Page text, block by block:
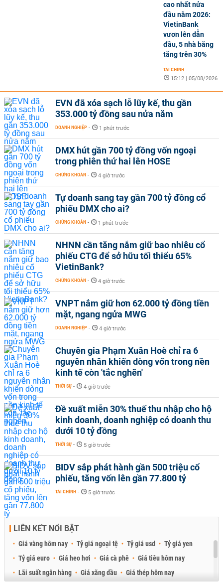
cao nhất nửa
đầu năm 2026:
VietinBank
vươn lên dẫn
đầu, 5 nhà băng
tăng trên 30%
TÀI CHÍNH -
15:12 | 05/08/2026
EVN đã xóa sạch lỗ lũy kế, thu gần
353.000 tỷ đồng sau nửa năm
DOANH NGHIỆP - 1 phút trước
DMX hút gần 700 tỷ đồng vốn ngoại
trong phiên thứ hai lên HOSE
CHỨNG KHOÁN - 4 giờ trước
Tự doanh sang tay gần 700 tỷ đồng cổ
phiếu DMX cho ai?
CHỨNG KHOÁN - 1 phút trước
NHNN cần tăng nắm giữ bao nhiêu cổ
phiếu CTG để sở hữu tối thiểu 65%
VietinBank?
CHỨNG KHOÁN - 4 giờ trước
VNPT nắm giữ hơn 62.000 tỷ đồng tiền
mặt, ngang ngửa MWG
DOANH NGHIỆP - 4 giờ trước
Chuyên gia Phạm Xuân Hoè chỉ ra 6
nguyên nhân khiến dòng vốn trong nền
kinh tế còn 'tắc nghẽn'
THỜI SỰ - 4 giờ trước
Đề xuất miễn 30% thuế thu nhập cho hộ
kinh doanh, doanh nghiệp có doanh thu
dưới 10 tỷ đồng
THỜI SỰ - 5 giờ trước
BIDV sắp phát hành gần 500 triệu cổ
phiếu, tăng vốn lên gần 77.800 tỷ
TÀI CHÍNH - 5 giờ trước
LIÊN KẾT NỔI BẬT
Giá vàng hôm nay Tỷ giá ngoại tệ Tỷ giá usd
Tỷ giá yen
Tỷ giá euro
Giá heo hơi Giá cà phê
Giá tiêu hôm nay
Lãi suất ngân hàng
Giá xăng dầu Giá thép hôm nay